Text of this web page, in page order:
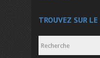
TROUVEZ SUR LE